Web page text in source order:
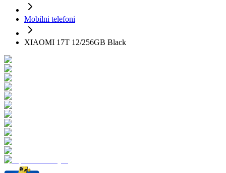
Mobilni telefoni
XIAOMI 17T 12/256GB Black